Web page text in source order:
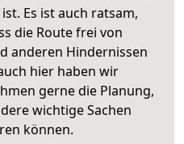
Es ist auch ratsam,
die Route frei von
anderen Hindernissen
hier haben wir
gerne die Planung,
wichtige Sachen
können.